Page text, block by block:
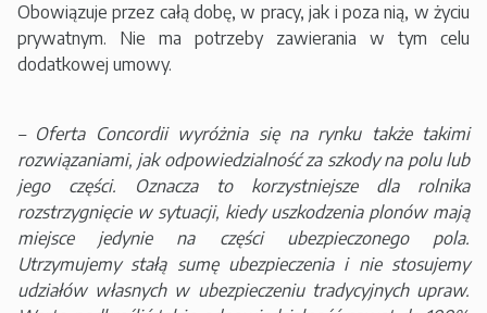
Obowiązuje przez całą dobę, w pracy, jak i poza nią, w życiu
prywatnym. Nie ma potrzeby zawierania w tym celu
dodatkowej umowy.
– Oferta Concordii wyróżnia się na rynku także takimi
rozwiązaniami, jak odpowiedzialność za szkody na polu lub
jego części. Oznacza to korzystniejsze dla rolnika
rozstrzygnięcie w sytuacji, kiedy uszkodzenia plonów mają
miejsce jedynie na części ubezpieczonego pola.
Utrzymujemy stałą sumę ubezpieczenia i nie stosujemy
udziałów własnych w ubezpieczeniu tradycyjnych upraw.